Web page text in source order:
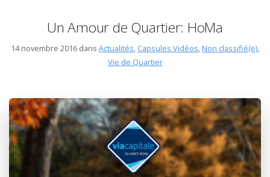
Un Amour de Quartier: HoMa
14 novembre 2016 dans Actualités, Capsules Vidéos, Non classifié(e),
Vie de Quartier